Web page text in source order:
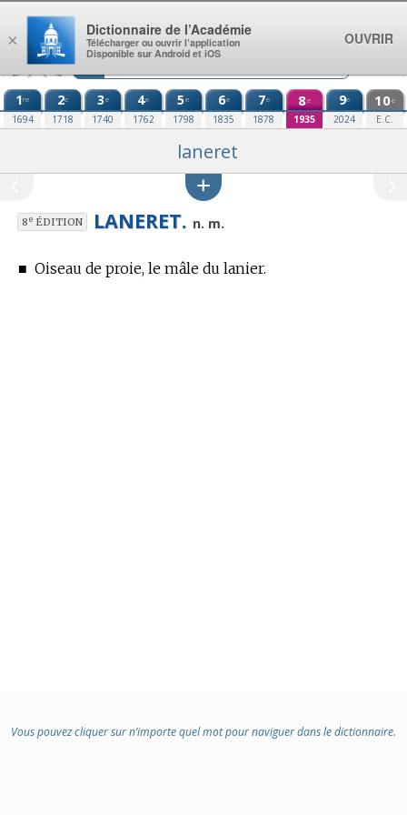
Aller au contenu
1re
1694
2e
1718
3e
1740
4e
1762
5e
1798
6e
1835
7e
1878
8e
1935
9e
2024
10e
E.C.
laneret
8eÉDITION LANERET. n. m.
■ Oiseau de proie, le mâle du lanier.
Vous pouvez cliquer sur n’importe quel mot pour naviguer dans le dictionnaire.
×
Dictionnaire de l’Académie
Télécharger ou ouvrir l’application
Disponible sur Android et iOS
OUVRIR